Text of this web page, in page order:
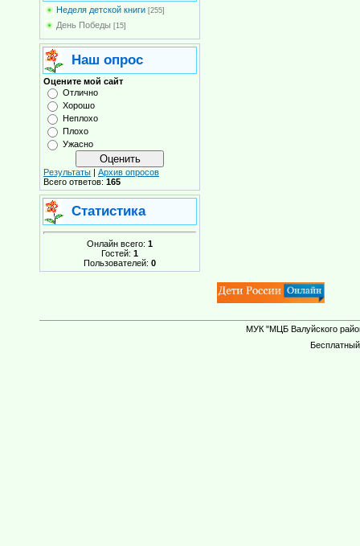
Неделя детской книги [255]
День Победы [15]
Наш опрос
Оцените мой сайт
Отлично
Хорошо
Неплохо
Плохо
Ужасно
Результаты | Архив опросов
Всего ответов: 165
Статистика
Онлайн всего: 1
Гостей: 1
Пользователей: 0
МУК "МЦБ Валуйского